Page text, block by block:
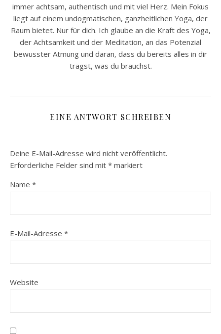
immer achtsam, authentisch und mit viel Herz. Mein Fokus
liegt auf einem undogmatischen, ganzheitlichen Yoga, der
Raum bietet. Nur für dich. Ich glaube an die Kraft des Yoga,
der Achtsamkeit und der Meditation, an das Potenzial
bewusster Atmung und daran, dass du bereits alles in dir
trägst, was du brauchst.
EINE ANTWORT SCHREIBEN
Deine E-Mail-Adresse wird nicht veröffentlicht.
Erforderliche Felder sind mit * markiert
Name *
E-Mail-Adresse *
Website